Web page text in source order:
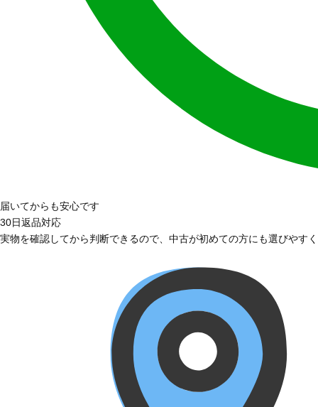
届いてからも安心です
30日返品対応
実物を確認してから判断できるので、中古が初めての方にも選びやす